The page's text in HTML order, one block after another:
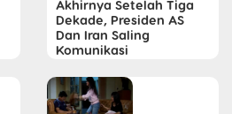
Akhirnya Setelah Tiga
Dekade, Presiden AS
Dan Iran Saling
Komunikasi